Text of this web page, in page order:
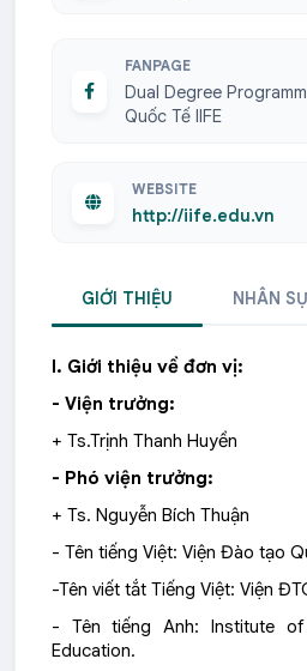
FANPAGE
Dual Degree
Quốc Tế IIFE
WEBSITE
http://iife.edu.vn
GIỚI THIỆU NHÂN SỰ
I. Giới thiệu về đơn vị:
- Viện trưởng:
+ Ts.Trịnh Thanh Huyền
- Phó viện trưởng:
+ Ts. Nguyễn Bích Thuận
- Tên tiếng Việt: Viện Đào tạo
-Tên viết tắt Tiếng Việt: Viện
- Tên tiếng Anh: Institute of
Education.